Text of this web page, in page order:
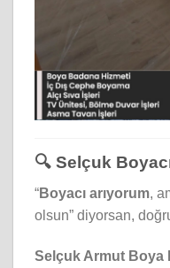
🔍 Selçuk
“Boyacı arıyorum,
olsun” diyorsan,
Selçuk Armut Boya